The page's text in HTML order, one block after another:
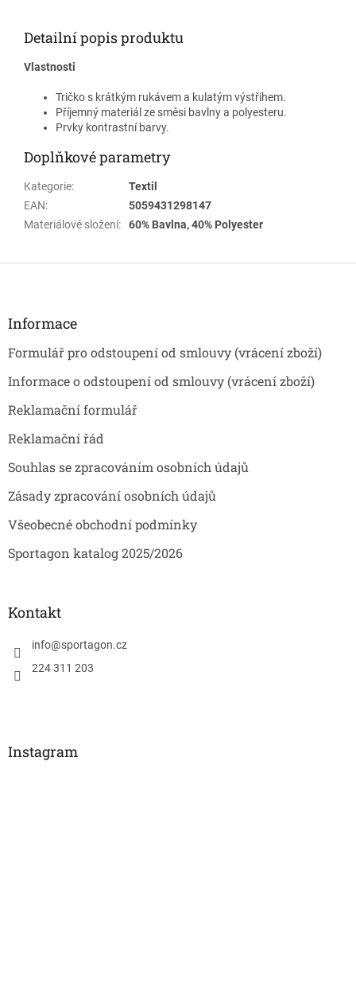
Detailní popis produktu
Vlastnosti
Tričko s krátkým rukávem a kulatým výstřihem.
Příjemný materiál ze směsi bavlny a polyesteru.
Prvky kontrastní barvy.
Doplňkové parametry
Kategorie:
Textil
EAN:
5059431298147
Materiálové složení: 60% Bavlna, 40% Polyester
Z
Informace
Formulář pro odstoupení od smlouvy (vrácení zboží)
Informace o odstoupení od smlouvy (vrácení zboží)
Reklamační formulář
Reklamační řád
Souhlas se zpracováním osobních údajů
Zásady zpracování osobních údajů
Všeobecné obchodní podmínky
Sportagon katalog 2025/2026
Kontakt
info@sportagon.cz
224 311 203
Instagram